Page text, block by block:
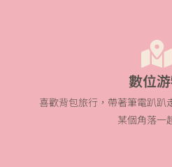
數位
喜歡背包旅行，帶著筆電趴趴
某個角落一